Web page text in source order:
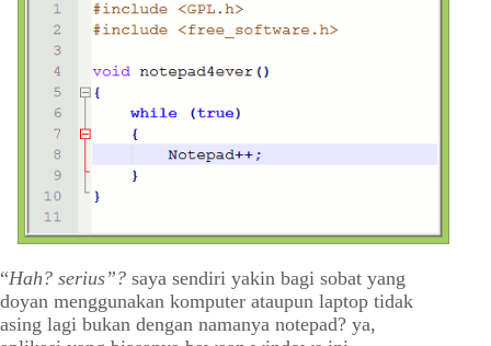
“Hah? serius”? saya sendiri yakin bagi sobat yang
doyan menggunakan komputer ataupun laptop tidak
asing lagi bukan dengan namanya notepad? ya,